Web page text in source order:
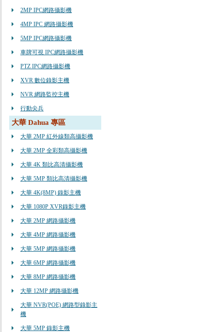
2MP IPC網路攝影機
4MP IPC 網路攝影機
5MP IPC網路攝影機
車牌可視 IPC網路攝影機
PTZ IPC網路攝影機
XVR 數位錄影主機
NVR 網路監控主機
行動尖兵
大華 Dahua 專區
大華 2MP 紅外線類高攝影機
大華 2MP 全彩類高攝影機
大華 4K 類比高清攝影機
大華 5MP 類比高清攝影機
大華 4K(8MP) 錄影主機
大華 1080P XVR錄影主機
大華 2MP 網路攝影機
大華 4MP 網路攝影機
大華 5MP 網路攝影機
大華 6MP 網路攝影機
大華 8MP 網路攝影機
大華 12MP 網路攝影機
大華 NVR(POE) 網路型錄影主
機
大華 5MP 錄影主機